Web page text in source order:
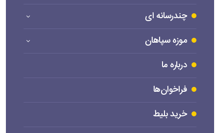
چندرسانه ای
موزه سپاهان
درباره ما
فراخوان‌ها
خرید بلیط